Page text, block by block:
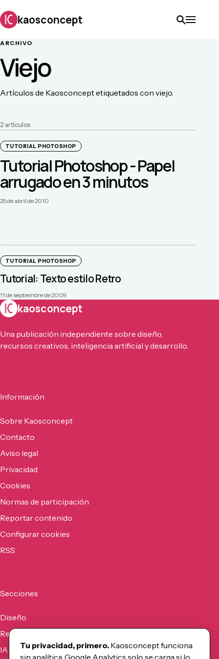
kaosconcept
ARCHIVO
Viejo
Artículos de Kaosconcept etiquetados con viejo.
2 artículos
TUTORIAL PHOTOSHOP
Tutorial Photoshop - Papel
arrugado en 3 minutos
25 de abril de 2010
TUTORIAL PHOTOSHOP
Tutorial: Texto estilo Retro
11 de septiembre de 2009
kaosconcept
Una publicación independiente sobre diseño,
recursos creativos, inteligencia artificial y desarrollo.
Información
Sobre Kaosconcept
Contacto
Aviso legal
Privacidad
Cookies
Normas de participación
Reportar contenido
Configurar cookies
RSS
Secciones
Diseño
Recursos
IA
Tu privacidad, primero. Kaosconcept funciona
sin analítica. Google Analytics solo se carga si lo